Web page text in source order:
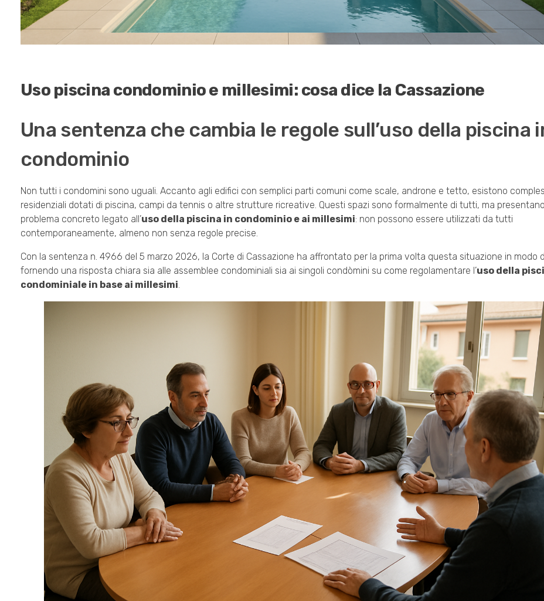
Uso piscina condominio e millesimi: cosa dice la Cassazione
Una sentenza che cambia le regole sull’uso della piscina
condominio
Non tutti i condomini sono uguali. Accanto agli edifici con semplici parti comuni come scale, androne e tetto, esistono
residenziali dotati di piscina, campi da tennis o altre strutture ricreative. Questi spazi sono formalmente di tutti, ma
problema concreto legato all’uso della piscina in condominio e ai millesimi: non possono essere utilizzati da tutti
contemporaneamente, almeno non senza regole precise.
Con la sentenza n. 4966 del 5 marzo 2026, la Corte di Cassazione ha affrontato per la prima volta questa situazione in modo
fornendo una risposta chiara sia alle assemblee condominiali sia ai singoli condòmini su come regolamentare l’uso della
condominiale in base ai millesimi